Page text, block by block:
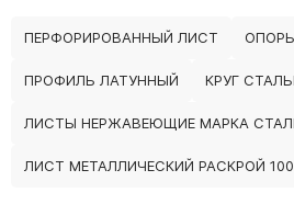
ПЕРФОРИРОВАННЫЙ ЛИСТ
ПРОФИЛЬ ЛАТУННЫЙ КРУГ
ЛИСТЫ НЕРЖАВЕЮЩИЕ МАРКА СТАЛИ
ЛИСТ МЕТАЛЛИЧЕСКИЙ РАСКРОЙ